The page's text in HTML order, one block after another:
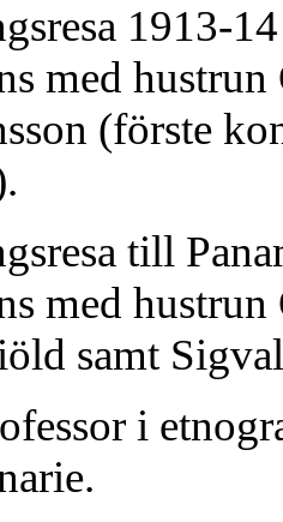
1913-
med
(förste
till
med
samt
i